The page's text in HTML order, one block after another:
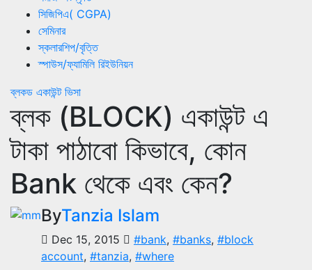
সিজিপিএ( CGPA)
সেমিনার
স্কলারশিপ/বৃত্তি
স্পাউস/ফ্যামিলি রিইউনিয়ন
ব্লকড একাউন্ট ভিসা
ব্লক (BLOCK) একাউন্ট এ
টাকা পাঠাবো কিভাবে, কোন
Bank থেকে এবং কেন?
ByTanzia Islam
Dec 15, 2015 #bank, #banks, #block
account, #tanzia, #where